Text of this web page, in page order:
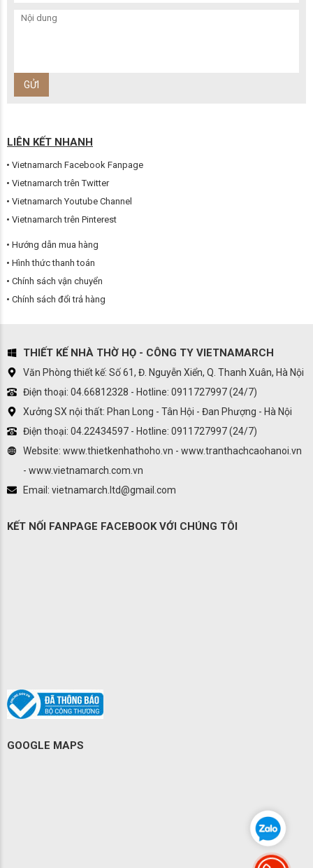
LIÊN KẾT NHANH
Vietnamarch Facebook Fanpage
Vietnamarch trên Twitter
Vietnamarch Youtube Channel
Vietnamarch trên Pinterest
Hướng dẫn mua hàng
Hình thức thanh toán
Chính sách vận chuyển
Chính sách đổi trả hàng
THIẾT KẾ NHÀ THỜ HỌ - CÔNG TY VIETNAMARCH
Văn Phòng thiết kế: Số 61, Đ. Nguyễn Xiển, Q. Thanh Xuân, Hà Nội
Điện thoại: 04.66812328 - Hotline: 0911727997 (24/7)
Xưởng SX nội thất: Phan Long - Tân Hội - Đan Phượng - Hà Nội
Điện thoại: 04.22434597 - Hotline: 0911727997 (24/7)
Website: www.thietkenhathoho.vn - www.tranthachcaohanoi.vn
- www.vietnamarch.com.vn
Email: vietnamarch.ltd@gmail.com
KẾT NỐI FANPAGE FACEBOOK VỚI CHÚNG TÔI
GOOGLE MAPS